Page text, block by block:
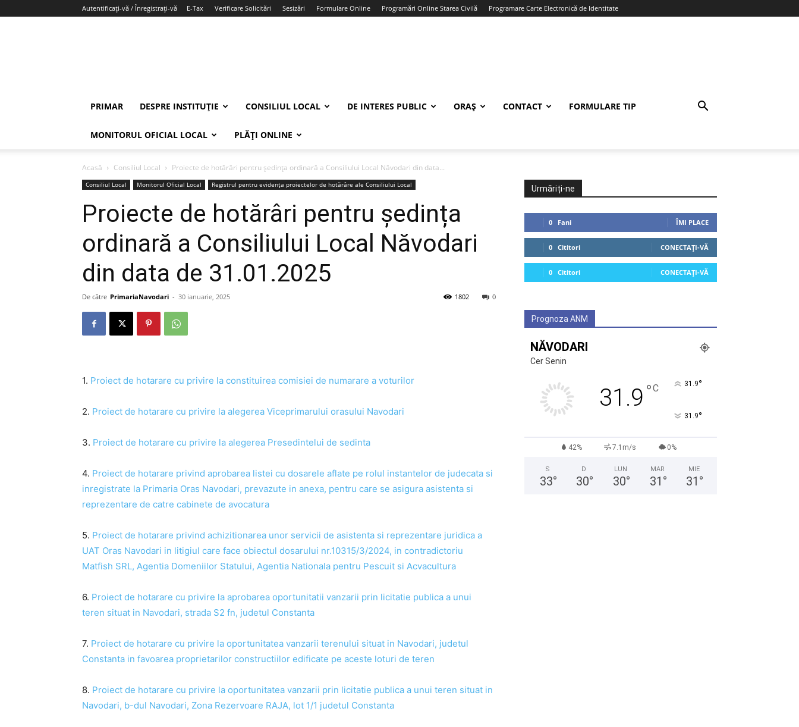
Autentificați-vă / Înregistrați-vă E-Tax Verificare Solicitări Sesizări Formulare Online Programări Online Starea Civilă Programare Carte Electronică de Identitate
PRIMAR DESPRE INSTITUȚIE CONSILIUL LOCAL DE INTERES PUBLIC ORAȘ CONTACT FORMULARE TIP
MONITORUL OFICIAL LOCAL PLĂȚI ONLINE
Acasă Consiliul Local Proiecte de hotărâri pentru ședința ordinară a Consiliului Local Năvodari din data...
Consiliul Local Monitorul Oficial Local Registrul pentru evidența proiectelor de hotărâre ale Consiliului Local
Proiecte de hotărâri pentru ședința
ordinară a Consiliului Local Năvodari
din data de 31.01.2025
De către PrimariaNavodari - 30 ianuarie, 2025 0
1802
1. Proiect de hotarare cu privire la constituirea comisiei de numarare a voturilor
2. Proiect de hotarare cu privire la alegerea Viceprimarului orasului Navodari
3. Proiect de hotarare cu privire la alegerea Presedintelui de sedinta
4. Proiect de hotarare privind aprobarea listei cu dosarele aflate pe rolul instantelor de judecata si
inregistrate la Primaria Oras Navodari, prevazute in anexa, pentru care se asigura asistenta si
reprezentare de catre cabinete de avocatura
5. Proiect de hotarare privind achizitionarea unor servicii de asistenta si reprezentare juridica a
UAT Oras Navodari in litigiul care face obiectul dosarului nr.10315/3/2024, in contradictoriu
Matfish SRL, Agentia Domeniilor Statului, Agentia Nationala pentru Pescuit si Acvacultura
6. Proiect de hotarare cu privire la aprobarea oportunitatii vanzarii prin licitatie publica a unui
teren situat in Navodari, strada S2 fn, judetul Constanta
7. Proiect de hotarare cu privire la oportunitatea vanzarii terenului situat in Navodari, judetul
Constanta in favoarea proprietarilor constructiilor edificate pe aceste loturi de teren
8. Proiect de hotarare cu privire la oportunitatea vanzarii prin licitatie publica a unui teren situat in
Navodari, b-dul Navodari, Zona Rezervoare RAJA, lot 1/1 judetul Constanta
Urmăriți-ne
0 Fani ÎMI PLACE
0 Cititori CONECTAȚI-VĂ
0 Cititori CONECTAȚI-VĂ
Prognoza ANM
NĂVODARI
Cer Senin
31.9 °C 31.9°
31.9°
42% 7.1m/s 0%
S
33°
D
30°
LUN
30°
MAR
31 °
MIE
31 °